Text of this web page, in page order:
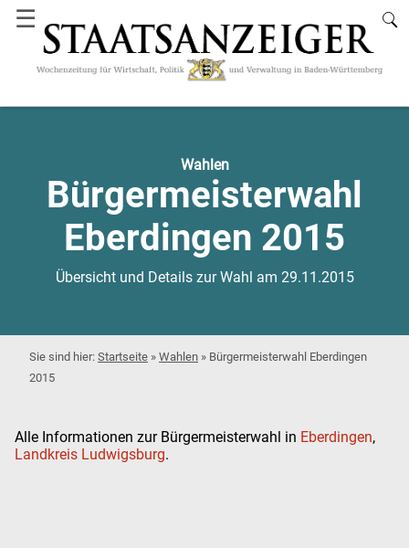
☰
Wahlen
Bürgermeisterwahl
Eberdingen 2015
Übersicht und Details zur Wahl am 29.11.2015
Startseite » Wahlen » Bürgermeisterwahl Eberdingen
2015
Alle Informationen zur Bürgermeisterwahl in Eberdingen,
Landkreis Ludwigsburg.